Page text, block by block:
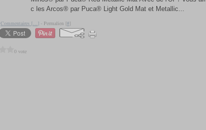
c les Arcos® par Puca® Light Gold Mat et Metallic...
Commentaires […] - Permalien [#]
0 vote